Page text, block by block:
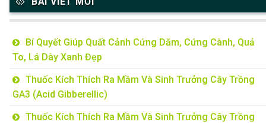
Bí Quyết Giúp Quất Cảnh Cứng Dăm, Cứng Cành, Quả
To, Lá Dày Xanh Đẹp
Thuốc Kích Thích Ra Mầm Và Sinh Trưởng Cây Trồng
GA3 (Acid Gibberellic)
Thuốc Kích Thích Ra Mầm Và Sinh Trưởng Cây Trồng